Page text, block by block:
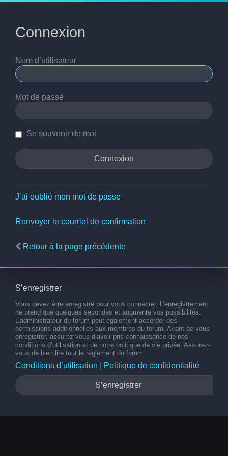
Connexion
Nom d’utilisateur
Mot de passe
Se souvenir de moi
J’ai oublié mon mot de passe
Renvoyer le courriel de confirmation
Retour à la page précédente
S’enregistrer
Vous devez être enregistré pour vous connecter. L’enregistrement
ne prend que quelques secondes et augmente vos possibilités.
L’administrateur du forum peut également accorder des
permissions additionnelles aux membres du forum. Avant de vous
enregistrer, assurez-vous d’avoir pris connaissance de nos
conditions d’utilisation et de notre politique de vie privée. Assurez-
vous de bien lire tout le règlement du forum.
Conditions d’utilisation Politique de confidentialité
S’enregistrer